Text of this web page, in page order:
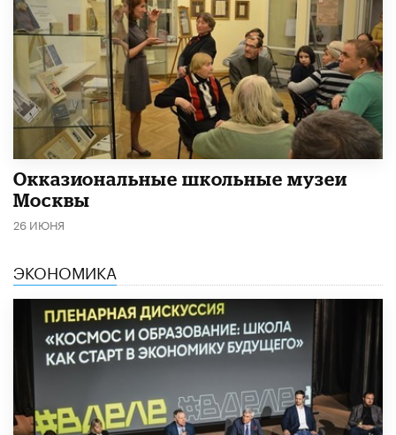
​Окказиональные школьные музеи
Москвы
26 ИЮНЯ
ЭКОНОМИКА